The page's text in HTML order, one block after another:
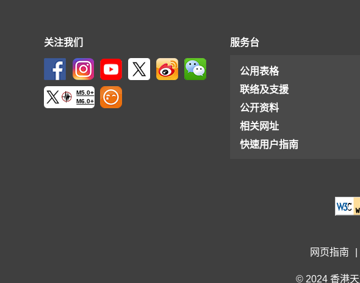
关注我们
M5.0+
M6.0+
服务台
公用表格
联络及支援
公开资料
相关网址
快速用户指南
网页指南
© 2024 香港